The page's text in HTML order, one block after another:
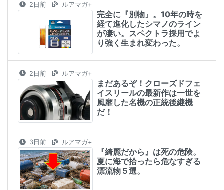
2日前 ルアマガ+
完全に『別物』。10年の時を
経て進化したシマノのライン
が凄い。スペクトラ採用でよ
り強く生まれ変わった。
2日前 ルアマガ+
まだあるぞ！クローズドフェ
イスリールの最新作は一世を
風靡した名機の正統後継機
だ！
3日前 ルアマガ+
『綺麗だから』は死の危険。
夏に海で拾ったら危なすぎる
漂流物５選。